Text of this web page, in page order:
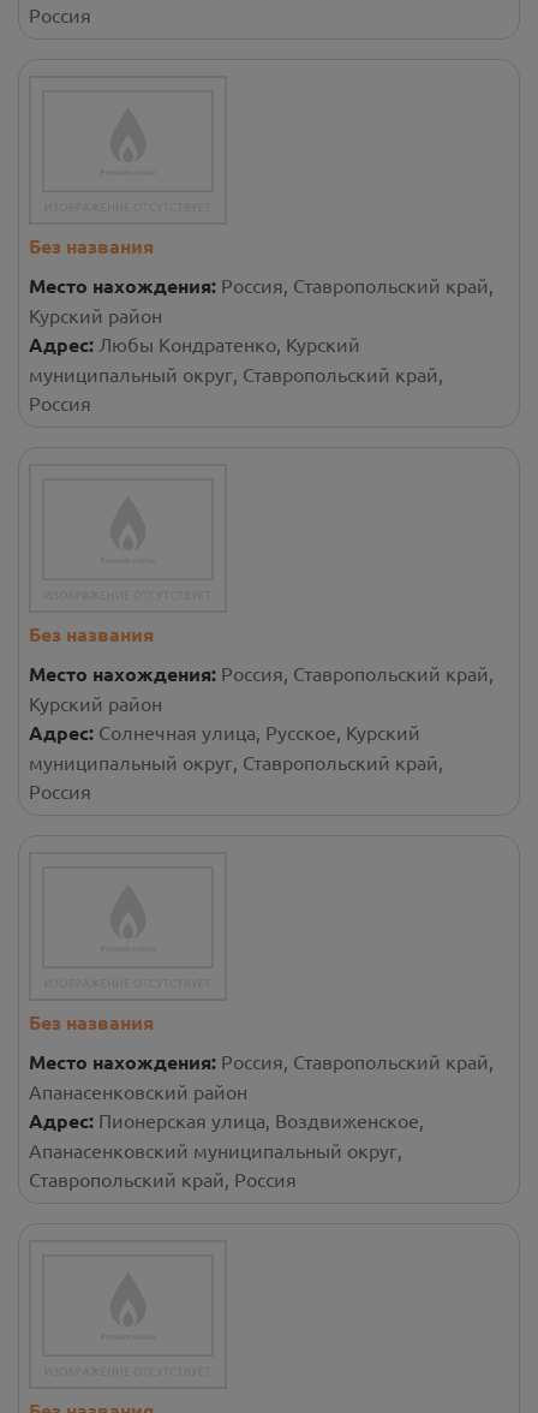
Россия
Без названия
Место нахождения: Россия, Ставропольский край,
Курский район
Адрес: Любы Кондратенко, Курский
муниципальный округ, Ставропольский край,
Россия
Без названия
Место нахождения: Россия, Ставропольский край,
Курский район
Адрес: Солнечная улица, Русское, Курский
муниципальный округ, Ставропольский край,
Россия
Без названия
Место нахождения: Россия, Ставропольский край,
Апанасенковский район
Адрес: Пионерская улица, Воздвиженское,
Апанасенковский муниципальный округ,
Ставропольский край, Россия